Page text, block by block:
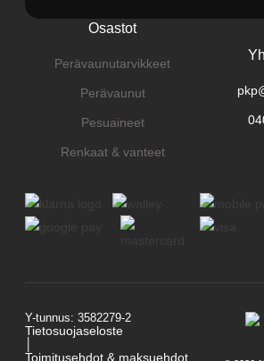
Osastot
Perävaunutarvikkeet
Perävaunut
Pesuaineet
Renkaat & vanteet
Y-tunnus: 3582279-2
Tietosuojaseloste
Toimitusehdot & maksuehdot